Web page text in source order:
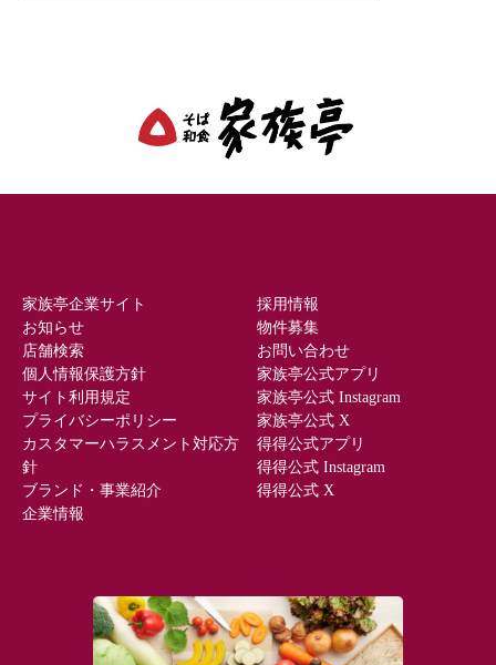
家族亭企業サイト
お知らせ
店舗検索
個人情報保護方針
サイト利用規定
プライバシーポリシー
カスタマーハラスメント対応方
針
ブランド・事業紹介
企業情報
採用情報
物件募集
お問い合わせ
家族亭公式アプリ
家族亭公式 Instagram
家族亭公式 X
得得公式アプリ
得得公式 Instagram
得得公式 X